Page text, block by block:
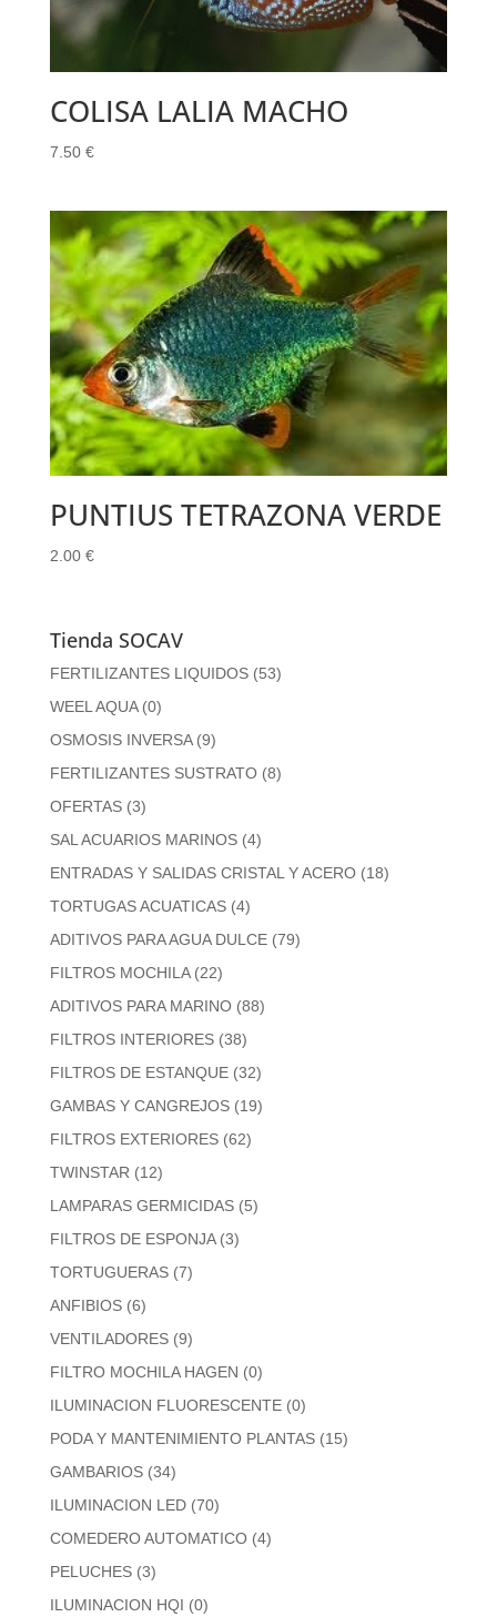
COLISA LALIA MACHO
7.50 €
PUNTIUS TETRAZONA VERDE
2.00 €
Tienda SOCAV
FERTILIZANTES LIQUIDOS (53)
WEEL AQUA (0)
OSMOSIS INVERSA (9)
FERTILIZANTES SUSTRATO (8)
OFERTAS (3)
SAL ACUARIOS MARINOS (4)
ENTRADAS Y SALIDAS CRISTAL Y ACERO (18)
TORTUGAS ACUATICAS (4)
ADITIVOS PARA AGUA DULCE (79)
FILTROS MOCHILA (22)
ADITIVOS PARA MARINO (88)
FILTROS INTERIORES (38)
FILTROS DE ESTANQUE (32)
GAMBAS Y CANGREJOS (19)
FILTROS EXTERIORES (62)
TWINSTAR (12)
LAMPARAS GERMICIDAS (5)
FILTROS DE ESPONJA (3)
TORTUGUERAS (7)
ANFIBIOS (6)
VENTILADORES (9)
FILTRO MOCHILA HAGEN (0)
ILUMINACION FLUORESCENTE (0)
PODA Y MANTENIMIENTO PLANTAS (15)
GAMBARIOS (34)
ILUMINACION LED (70)
COMEDERO AUTOMATICO (4)
PELUCHES (3)
ILUMINACION HQI (0)